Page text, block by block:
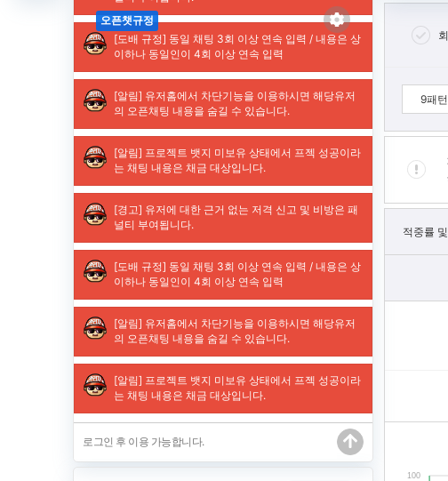
9패턴
적중률
100